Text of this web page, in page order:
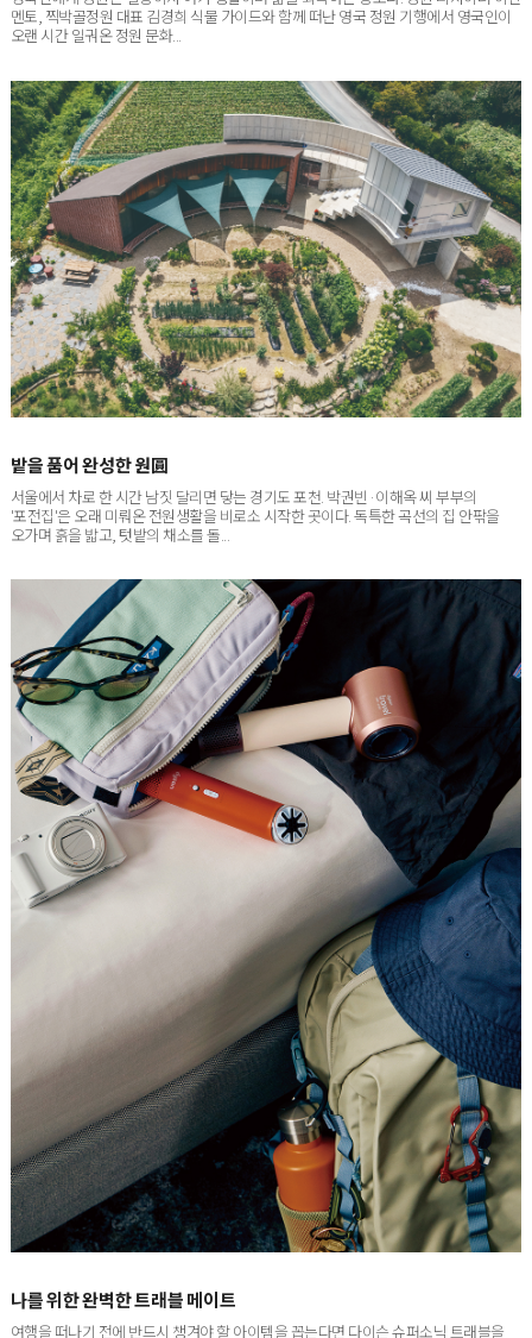
영국인에게 정원은 일상이자 여가 생활이며 삶을 회복하는 장소다. 정원 디자이너 이진
멘토, 찍박골정원 대표 김경희 식물 가이드와 함께 떠난 영국 정원 기행에서 영국인이
밭을 품어 완성한 원圓
서울에서 차로 한 시간 남짓 달리면 닿는 경기도 포천. 박권빈·이해옥 씨 부부의
'포전집'은 오래 미뤄온 전원생활을 비로소 시작한 곳이다. 독특한 곡선의 집 안팎을